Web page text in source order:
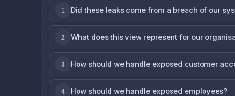
1 Did these leaks come from a breach of our
2 What does this view represent for our
3 How should we handle exposed customer
4 How should we handle exposed employees?